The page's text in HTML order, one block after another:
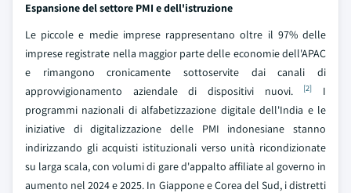
Espansione del settore PMI e dell'istruzione
Le piccole e medie imprese rappresentano oltre il 97% delle
imprese registrate nella maggior parte delle economie dell'APAC
e rimangono cronicamente sottoservite dai canali di
approvvigionamento aziendale di dispositivi nuovi.
[2]
I
programmi nazionali di alfabetizzazione digitale dell'India e le
iniziative di digitalizzazione delle PMI indonesiane stanno
indirizzando gli acquisti istituzionali verso unità ricondizionate
su larga scala, con volumi di gare d'appalto affiliate al governo in
aumento nel 2024 e 2025. In Giappone e Corea del Sud, i distretti